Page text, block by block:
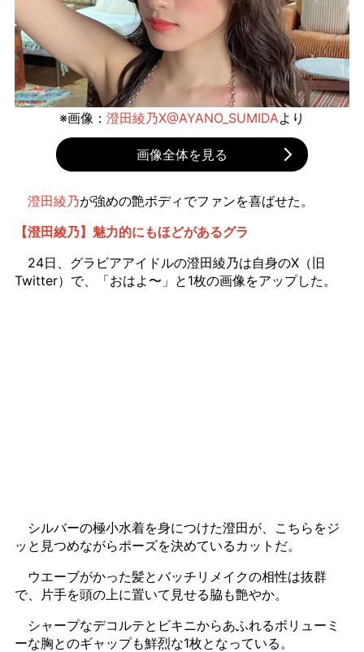
※画像： 澄田綾乃X@AYANO_SUMIDAより
画像全体を見る
澄田綾乃が強めの艶ボディでファンを喜ばせた。
【澄田綾乃】魅力的にもほどがあるグラ
24日、グラビアアイドルの澄田綾乃は自身のX（旧
Twitter）で、「おはよ〜」と1枚の画像をアップした。
シルバーの極小水着を身につけた澄田が、こちらをジ
ッと見つめながらポーズを決めているカットだ。
ウエーブがかった髪とバッチリメイクの相性は抜群
で、片手を頭の上に置いて見せる脇も艶やか。
シャープなデコルテとビキニからあふれるボリューミ
ーな胸とのギャップも鮮烈な1枚となっている。